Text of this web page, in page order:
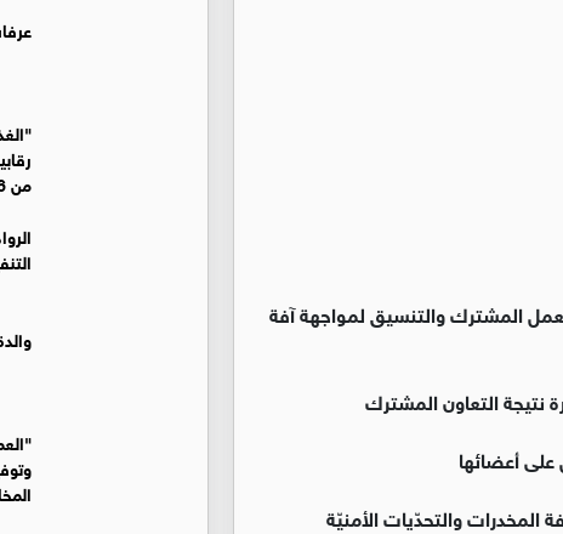
المشترك والتنسيق لمواجهة آفة
التعاون المشترك
على أعضائها
المخدرات والتحدّيات الأمنيّة
من 2026